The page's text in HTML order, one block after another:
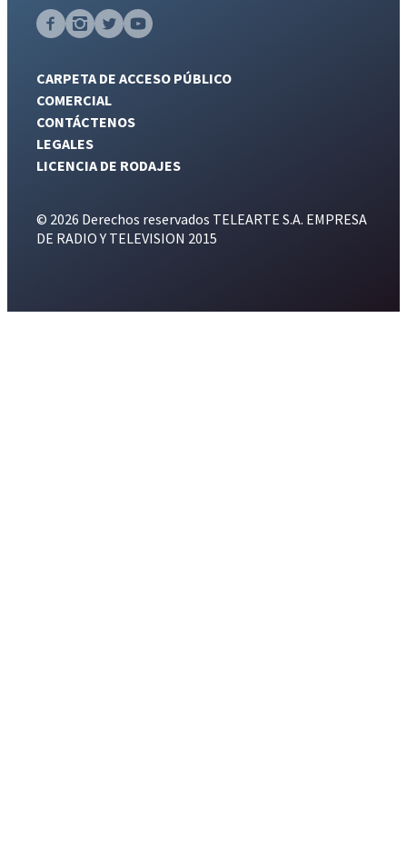
CARPETA DE ACCESO PÚBLICO
COMERCIAL
CONTÁCTENOS
LEGALES
LICENCIA DE RODAJES
© 2026 Derechos reservados TELEARTE S.A. EMPRESA
DE RADIO Y TELEVISION 2015